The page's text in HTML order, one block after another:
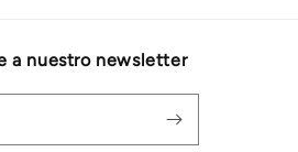
a nuestro newsletter